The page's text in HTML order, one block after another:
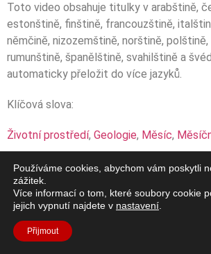
Toto video obsahuje titulky v arabštině,
estonštině, finštině, francouzštině,
němčině, nizozemštině, norštině,
rumunštině, španělštině, svahilštině a
automaticky přeložit do více jazyků.
Klíčová slova:
Životní prostředí, Geologie, Měsíc,
Používáme cookies, abychom vám poskytli
zážitek.
Více informací o tom, které soubory cookie
jejich vypnutí najdete v nastavení
Přijmout